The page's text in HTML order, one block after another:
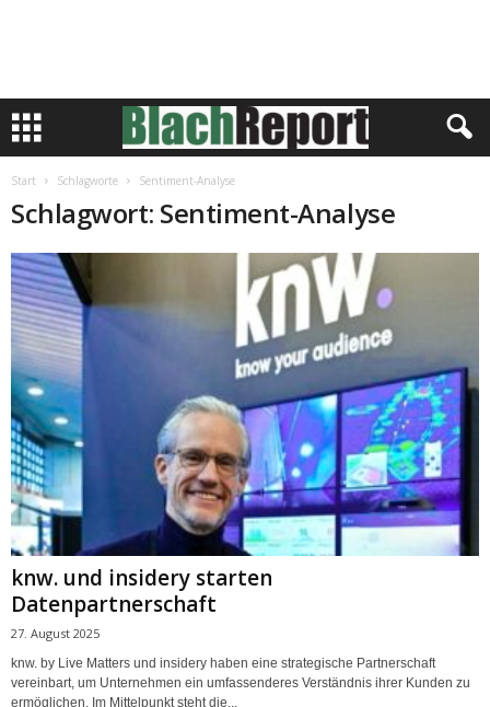
Start Schlagworte Sentiment-Analyse
Schlagwort: Sentiment-Analyse
knw. und insidery starten
Datenpartnerschaft
27. August 2025
knw. by Live Matters und insidery haben eine strategische Partnerschaft
vereinbart, um Unternehmen ein umfassenderes Verständnis ihrer Kunden zu
ermöglichen. Im Mittelpunkt steht die...